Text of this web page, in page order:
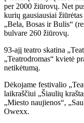
per 2000 žiūrovų. Net
kurių gausiausiai
„Bela, Bosas ir Bulis“
bulvare 260 žiūrovų.
93-ajį teatro skatina
„Teatrodromas“ kvietė
netikėtumą.
Dėkojame festivalio
laikraščiui „Šiaulių
„Miesto naujienos“,
Owexx.